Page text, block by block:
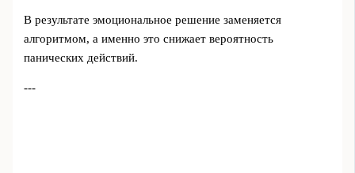
В результате эмоциональное решение заменяется
алгоритмом, а именно это снижает вероятность
панических действий.
---